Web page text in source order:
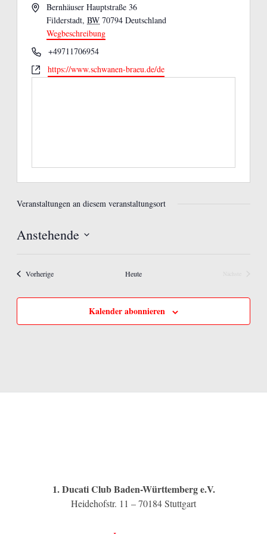
AdresseBernhäuser Hauptstraße 36
Filderstadt, BW 70794 Deutschland
Wegbeschreibung
Telefon+49711706954
Webseitehttps://www.schwanen-braeu.de/de
Veranstaltungen an diesem veranstaltungsort
Anstehende
VorherigeVeranstaltungen Heute
Kalender abonnieren
1. Ducati Club Baden-Württemberg e.V.
Heidehofstr. 11 – 70184 Stuttgart